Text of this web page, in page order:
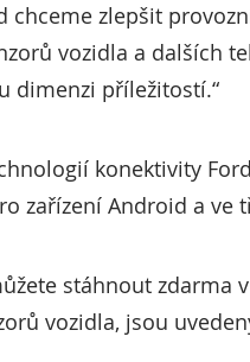
chceme zlepšit
vozidla a dalších
dimenzi příležitostí.“
konektivity
zařízení Android a
stáhnout zdarma v
vozidla, jsou